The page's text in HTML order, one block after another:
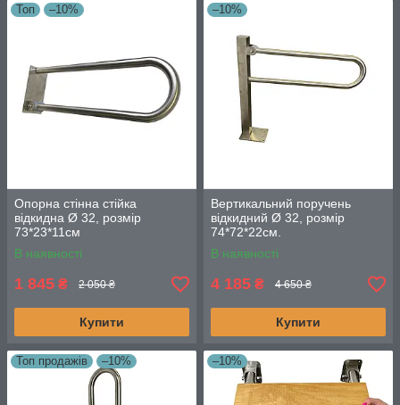
Топ –10%
Опорна стінна стійка
відкидна Ø 32, розмір
73*23*11см
В наявності
1 845 ₴ 2 050 ₴
Купити
–10%
Вертикальний поручень
відкидний Ø 32, розмір
74*72*22см.
В наявності
4 185 ₴ 4 650 ₴
Купити
Топ продажів –10% –10%